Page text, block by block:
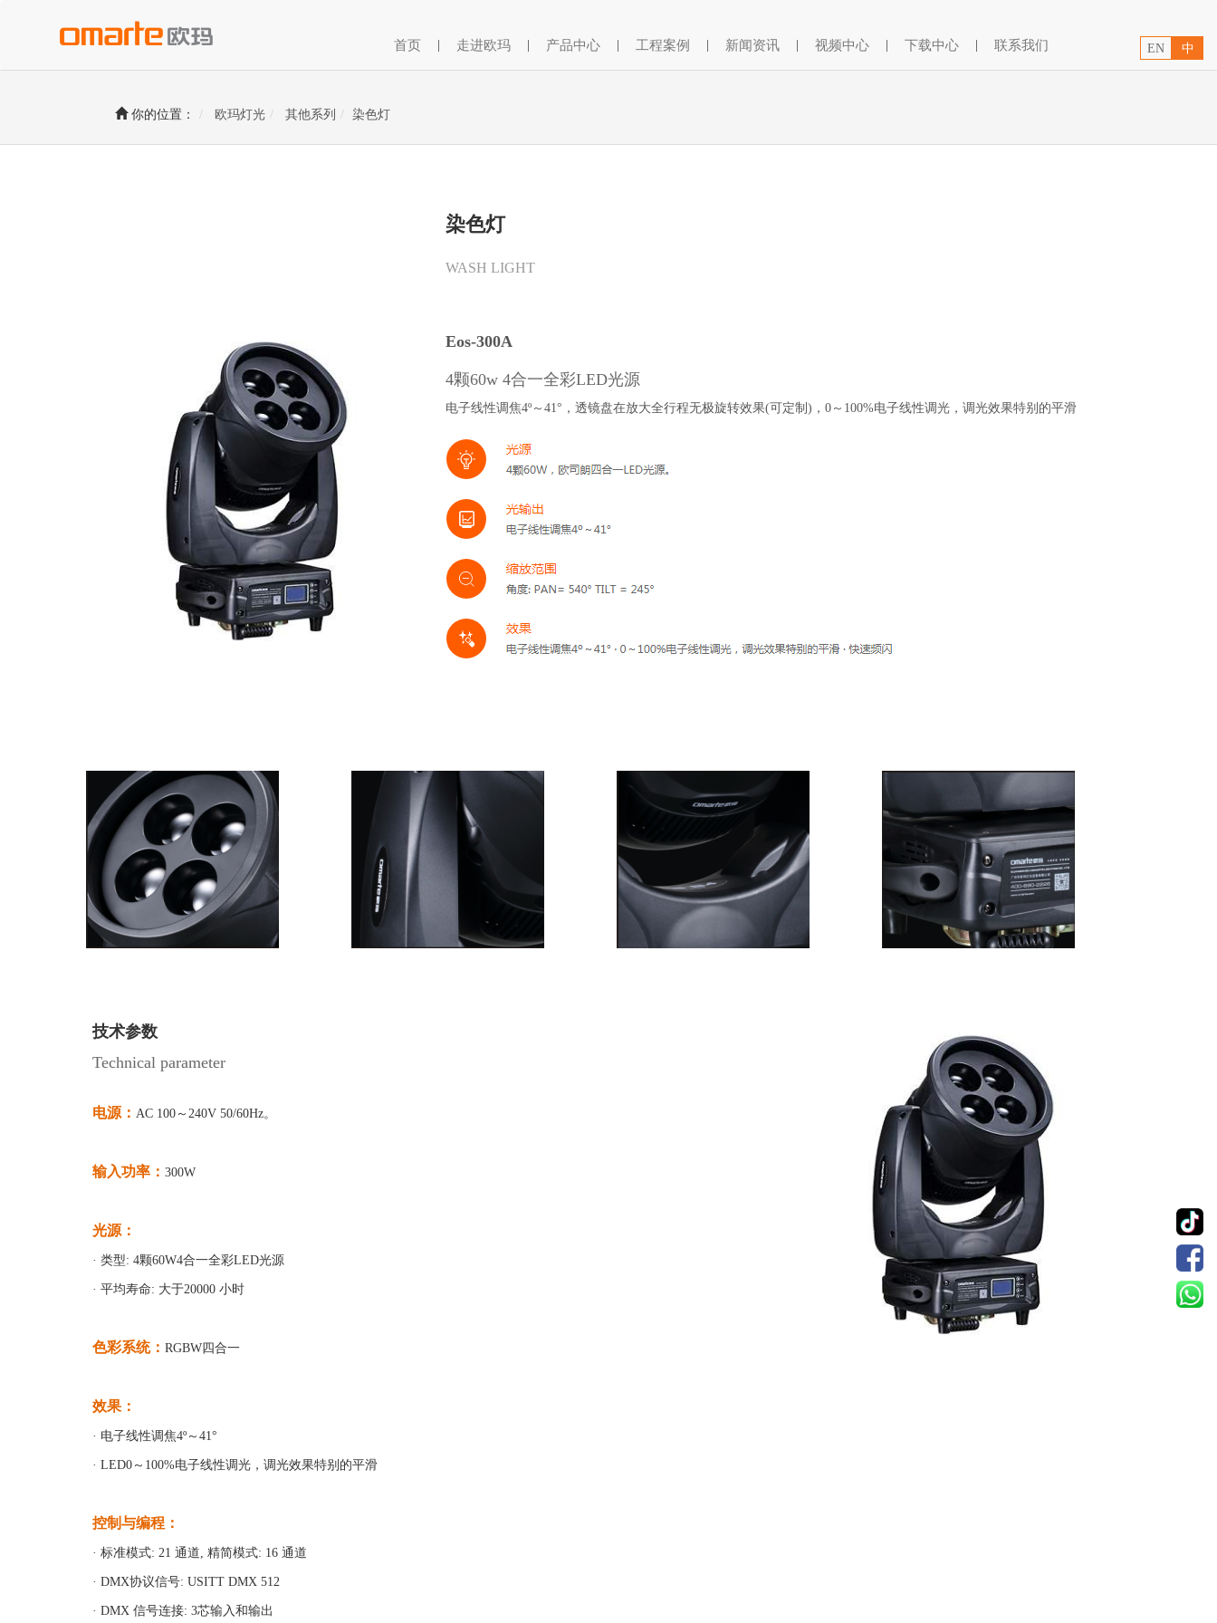
首页 走进欧玛 产品中心 工程案例 新闻资讯 视频中心 下载中心 联系我们 EN 中
你的位置： 欧玛灯光 其他系列 染色灯
染色灯
WASH LIGHT
Eos-300A
4颗60w 4合一全彩LED光源
电子线性调焦4º～41°，透镜盘在放大全行程无极旋转效果(可定制)，0～100%电子线性调光，调光效果特别的平滑
技术参数
Technical parameter
电源： AC 100～240V 50/60Hz。
输入功率： 300W
光源：
· 类型: 4颗60W4合一全彩LED光源
· 平均寿命: 大于20000 小时
色彩系统： RGBW四合一
效果：
· 电子线性调焦4º～41°
· LED0～100%电子线性调光，调光效果特别的平滑
控制与编程：
· 标准模式: 21 通道, 精简模式: 16 通道
· DMX协议信号: USITT DMX 512
· DMX 信号连接: 3芯输入和输出